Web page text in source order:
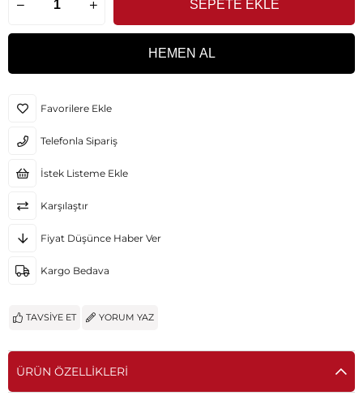
Favorilere Ekle
Telefonla Sipariş
İstek Listeme Ekle
Karşılaştır
Fiyat Düşünce Haber Ver
Kargo Bedava
TAVSIYE ET YORUM YAZ
ÜRÜN ÖZELLIKLERI